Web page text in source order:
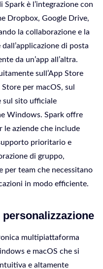
è l’integrazione con
Dropbox, Google Drive,
la collaborazione e la
di posta
da un’app all’altra.
sull’App Store
per macOS, sul
sul sito ufficiale
Windows. Spark offre
le aziende che include
prioritario e
di gruppo,
per team che necessitano
in modo efficiente.
multipiattaforma
e macOS che si
e altamente